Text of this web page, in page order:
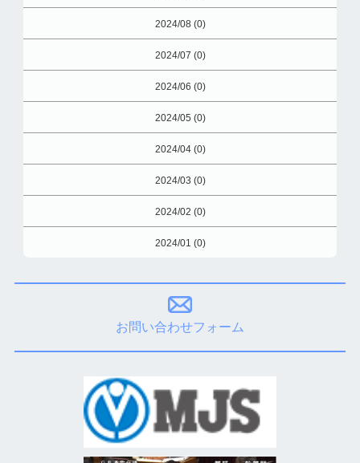
2024/08 (0)
2024/07 (0)
2024/06 (0)
2024/05 (0)
2024/04 (0)
2024/03 (0)
2024/02 (0)
2024/01 (0)
お問い合わせフォーム